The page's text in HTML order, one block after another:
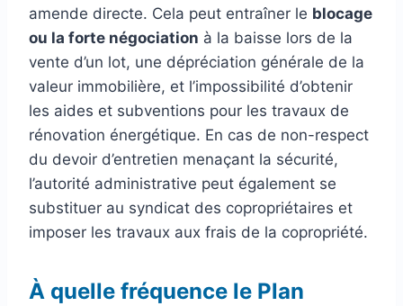
amende directe. Cela peut entraîner le blocage
ou la forte négociation à la baisse lors de la
vente d’un lot, une dépréciation générale de la
valeur immobilière, et l’impossibilité d’obtenir
les aides et subventions pour les travaux de
rénovation énergétique. En cas de non-respect
du devoir d’entretien menaçant la sécurité,
l’autorité administrative peut également se
substituer au syndicat des copropriétaires et
imposer les travaux aux frais de la copropriété.
À quelle fréquence le Plan